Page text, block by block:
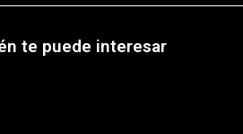
te puede interesar